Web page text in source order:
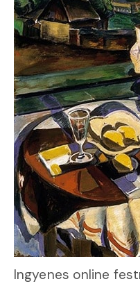
Ingyenes online